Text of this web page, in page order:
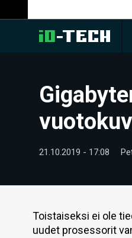
21.10.2019 - 17:08
Toistaiseksi ei ole
uudet prosessorit